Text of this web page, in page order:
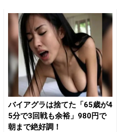
バイアグラは捨てた「65歳が4
5分で3回戦も余裕」980円で
朝まで絶好調！